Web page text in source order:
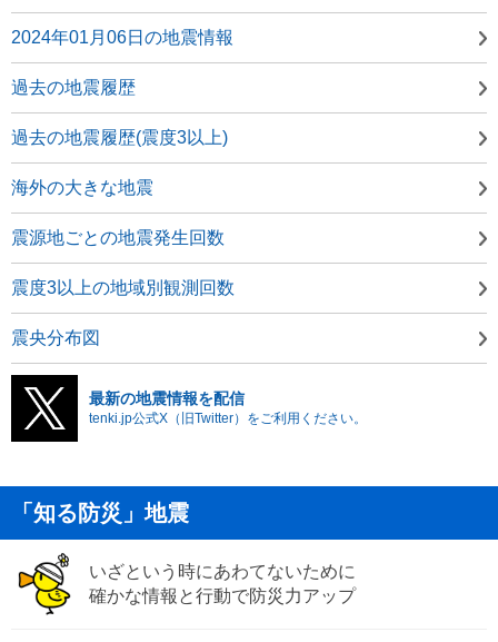
2024年01月06日の地震情報
過去の地震履歴
過去の地震履歴(震度3以上)
海外の大きな地震
震源地ごとの地震発生回数
震度3以上の地域別観測回数
震央分布図
最新の地震情報を配信
tenki.jp公式X（旧Twitter）をご利用ください。
「知る防災」地震
いざという時にあわてないために
確かな情報と行動で防災力アップ